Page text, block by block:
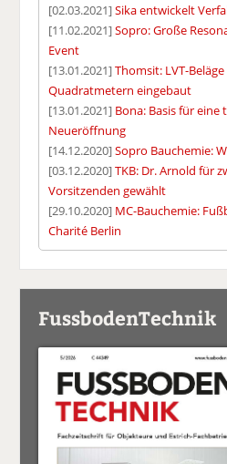
[02.03.2021]Sika entwickelt
[11.02.2021]Sopro: Große
Event
[13.01.2021]Thomsit: LVT-
Quadratmetern eingebaut
[13.01.2021] Bona: Basis für
Neueröffnung
[14.12.2020]Sopro Bauchemie:
[03.12.2020]TKB: Dr. Arnold für
Vorsitzenden gewählt
[29.10.2020] MC-Bauchemie:
Charité Berlin
FussbodenTechnik